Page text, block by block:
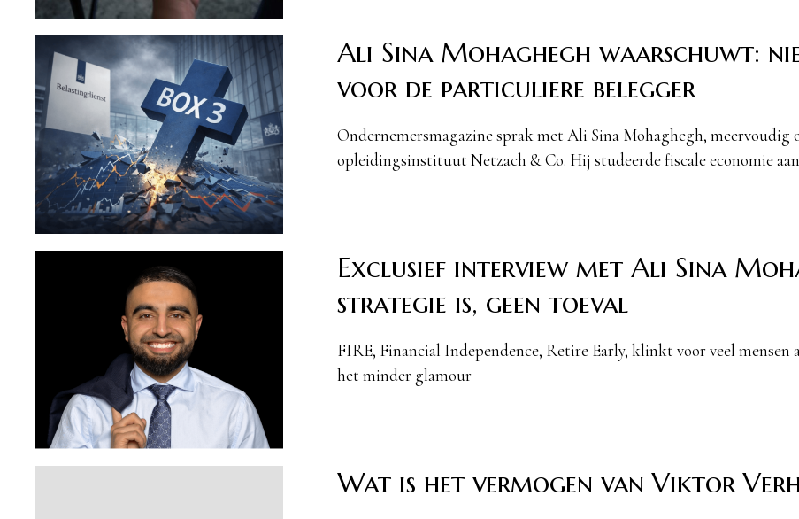
Ali Sina Mohaghegh waarschuwt:
voor de particuliere belegger
Ondernemersmagazine sprak met Ali Sina Mohaghegh, meervoudig
opleidingsinstituut Netzach & Co. Hij studeerde fiscale economie
Exclusief interview met Ali Sina
strategie is, geen toeval
FIRE, Financial Independence, Retire Early, klinkt voor veel
het minder glamour
Wat is het vermogen van Viktor